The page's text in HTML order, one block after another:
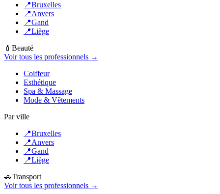
📍Bruxelles
📍Anvers
📍Gand
📍Liège
💄 Beauté
Voir tous les professionnels →
Coiffeur
Esthétique
Spa & Massage
Mode & Vêtements
Par ville
📍Bruxelles
📍Anvers
📍Gand
📍Liège
🚗Transport
Voir tous les professionnels →